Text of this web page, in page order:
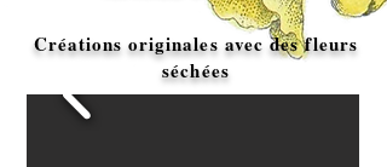
Créations originales avec des fleurs
séchées